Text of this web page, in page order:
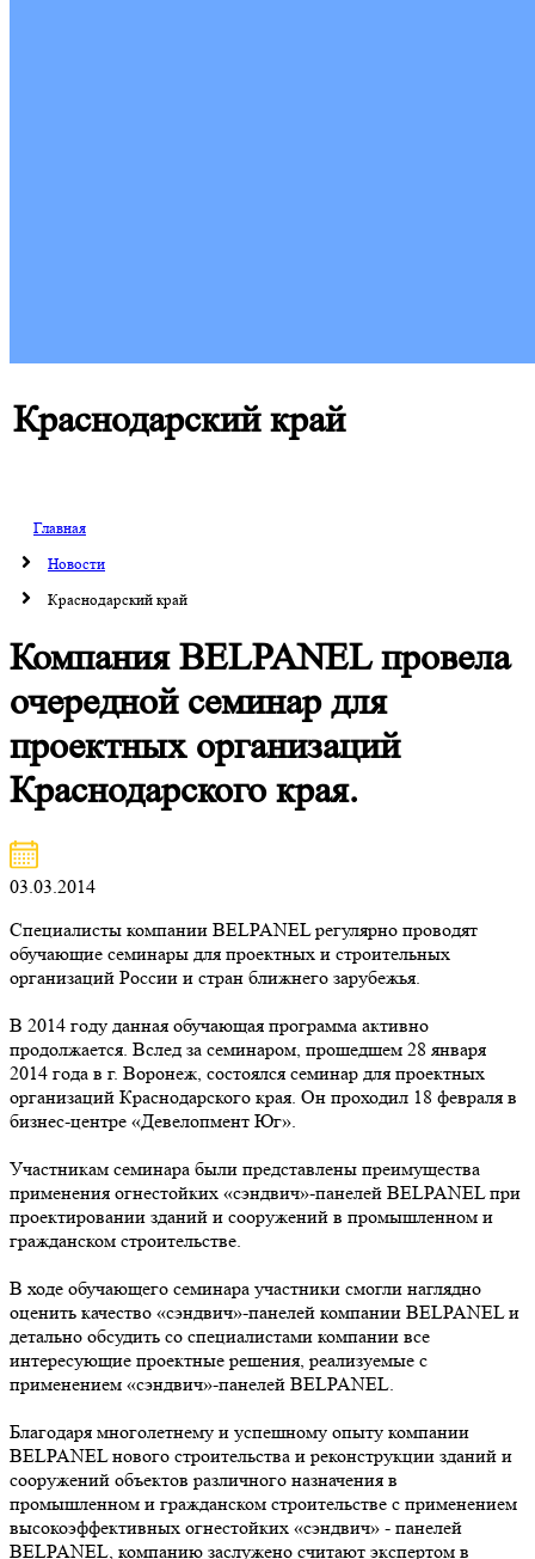
Краснодарский край
Главная
Новости
Краснодарский край
Компания BELPANEL провела
очередной семинар для
проектных организаций
Краснодарского края.
03.03.2014
Специалисты компании BELPANEL регулярно проводят
обучающие семинары для проектных и строительных
организаций России и стран ближнего зарубежья.
В 2014 году данная обучающая программа активно
продолжается. Вслед за семинаром, прошедшем 28 января
2014 года в г. Воронеж, состоялся семинар для проектных
организаций Краснодарского края. Он проходил 18 февраля в
бизнес-центре «Девелопмент Юг».
Участникам семинара были представлены преимущества
применения огнестойких «сэндвич»-панелей BELPANEL при
проектировании зданий и сооружений в промышленном и
гражданском строительстве.
В ходе обучающего семинара участники смогли наглядно
оценить качество «сэндвич»-панелей компании BELPANEL и
детально обсудить со специалистами компании все
интересующие проектные решения, реализуемые с
применением «сэндвич»-панелей BELPANEL.
Благодаря многолетнему и успешному опыту компании
BELPANEL нового строительства и реконструкции зданий и
сооружений объектов различного назначения в
промышленном и гражданском строительстве с применением
высокоэффективных огнестойких «сэндвич» - панелей
BELPANEL, компанию заслужено считают экспертом в